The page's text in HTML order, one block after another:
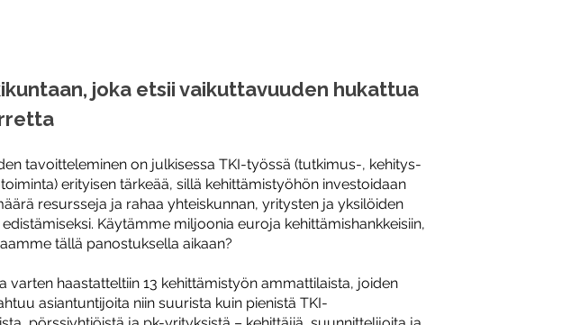
joka etsii vaikuttavuuden hukattua
tavoitteleminen on julkisessa TKI-työssä (tutkimus-, kehitys-
erityisen tärkeää, sillä kehittämistyöhön investoidaan
resursseja ja rahaa yhteiskunnan, yritysten ja yksilöiden
Käytämme miljoonia euroja kehittämishankkeisiin,
tällä panostuksella aikaan?
varten haastatteltiin 13 kehittämistyön ammattilaista, joiden
asiantuntijoita niin suurista kuin pienistä TKI-